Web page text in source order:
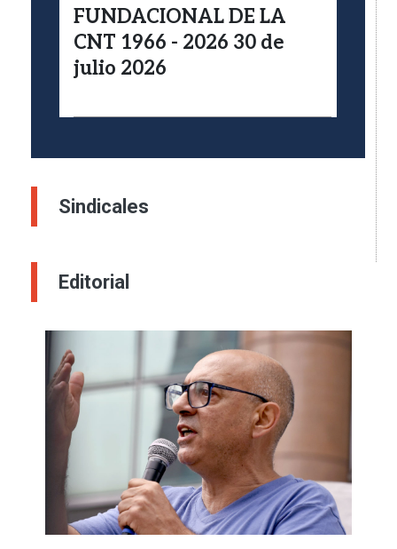
FUNDACIONAL DE LA
CNT 1966 - 2026 30 de
julio 2026
Sindicales
Editorial